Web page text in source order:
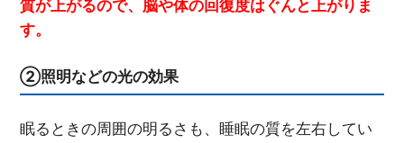
質が上がるので、脳や体の回復度はぐんと上がりま
す。
②照明などの光の効果
眠るときの周囲の明るさも、睡眠の質を左右してい